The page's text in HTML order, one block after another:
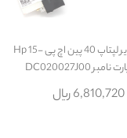
فلت تصویر لپتاپ 40 پین اچ پی Hp 15-
6,810,720 ریال